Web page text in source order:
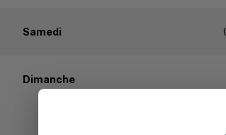
Samedi
Dimanche